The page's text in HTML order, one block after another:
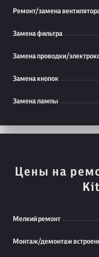
Ремонт/замена
Замена фильтра
Замена проводки/
Замена кнопок
Замена лампы
Цены на
Мелкий ремонт
Монтаж/демонтаж